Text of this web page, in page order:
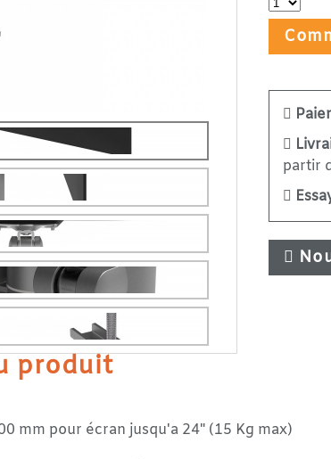
partir
produit
mm pour écran jusqu'a 24" (15 Kg max)